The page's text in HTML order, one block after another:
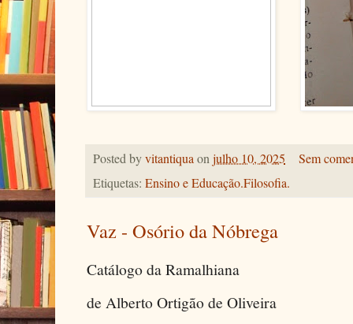
Posted byvitantiquaonjulho 10, 2025
Sem
Etiquetas: Ensino e Educação.Filosofia.
Vaz - Osório da Nóbrega
Catálogo da Ramalhiana
de Alberto Ortigão de Oliveira